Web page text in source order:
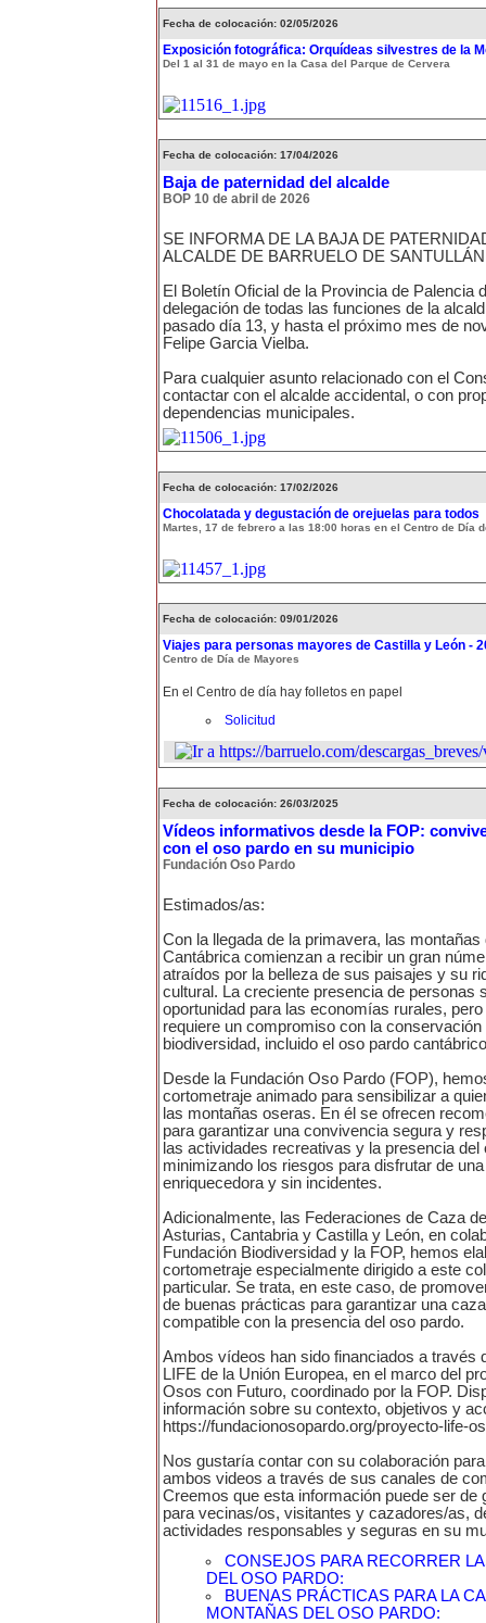
Fecha de colocación: 02/05/2026
Exposición fotográfica: Orquídeas silvestres de la
Del 1 al 31 de mayo en la Casa del Parque de Cervera
Fecha de colocación: 17/04/2026
Baja de paternidad del alcalde
BOP 10 de abril de 2026
SE INFORMA DE LA BAJA DE
ALCALDE DE BARRUELO DE
El Boletín Oficial de la Provincia de Palencia
delegación de todas las funciones de la
pasado día 13, y hasta el próximo mes de
Felipe Garcia Vielba.
Para cualquier asunto relacionado con el
contactar con el alcalde accidental, o con
dependencias municipales.
Fecha de colocación: 17/02/2026
Chocolatada y degustación de orejuelas para todos
Martes, 17 de febrero a las 18:00 horas en el Centro de Día
Fecha de colocación: 09/01/2026
Viajes para personas mayores de Castilla y León -
Centro de Día de Mayores
En el Centro de día hay folletos en papel
Solicitud
Fecha de colocación: 26/03/2025
Vídeos informativos desde la FOP:
con el oso pardo en su municipio
Fundación Oso Pardo
Estimados/as:
Con la llegada de la primavera, las montañas
Cantábrica comienzan a recibir un gran
atraídos por la belleza de sus paisajes y su
cultural. La creciente presencia de personas
oportunidad para las economías rurales,
requiere un compromiso con la conservación
biodiversidad, incluido el oso pardo
Desde la Fundación Oso Pardo (FOP),
cortometraje animado para sensibilizar a
las montañas oseras. En él se ofrecen
para garantizar una convivencia segura y
las actividades recreativas y la presencia del
minimizando los riesgos para disfrutar de
enriquecedora y sin incidentes.
Adicionalmente, las Federaciones de Caza
Asturias, Cantabria y Castilla y León, en
Fundación Biodiversidad y la FOP, hemos
cortometraje especialmente dirigido a este
particular. Se trata, en este caso, de
de buenas prácticas para garantizar una
compatible con la presencia del oso pardo.
Ambos vídeos han sido financiados a través
LIFE de la Unión Europea, en el marco del
Osos con Futuro, coordinado por la FOP.
información sobre su contexto, objetivos y
https://fundacionosopardo.org/proyecto-life-
Nos gustaría contar con su colaboración
ambos videos a través de sus canales de
Creemos que esta información puede ser de
para vecinas/os, visitantes y cazadores/as,
actividades responsables y seguras en su
CONSEJOS PARA RECORRER
DEL OSO PARDO:
BUENAS PRÁCTICAS PARA LA
MONTAÑAS DEL OSO PARDO: